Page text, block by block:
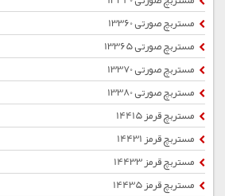
مستربچ صورتی 13360
مستربچ صورتی 13365
مستربچ صورتی 13370
مستربچ صورتی 13380
مستربچ قرمز 14415
مستربچ قرمز 14431
مستربچ قرمز 14433
مستربچ قرمز 14435